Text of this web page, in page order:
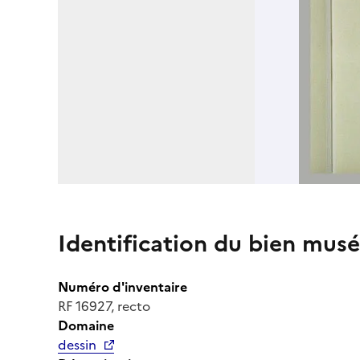
Identification du bien
Numéro d'inventaire
RF 16927, recto
Domaine
dessin